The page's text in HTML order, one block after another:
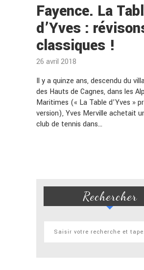
Fayence. La
d’Yves :
classiques !
26 avril 2018
Il y a quinze ans, descendu du
des Hauts de Cagnes, dans les
Maritimes (« La Table d’Yves »
version), Yves Merville achetait
club de tennis dans…
Rechercher